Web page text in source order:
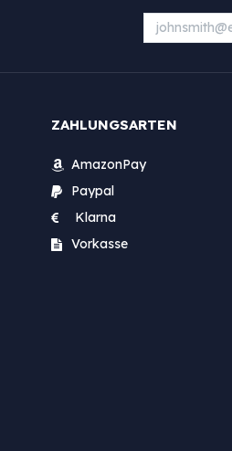
ZAHLUNGSARTEN
AmazonPay
Paypal
Klarna
Vorkasse